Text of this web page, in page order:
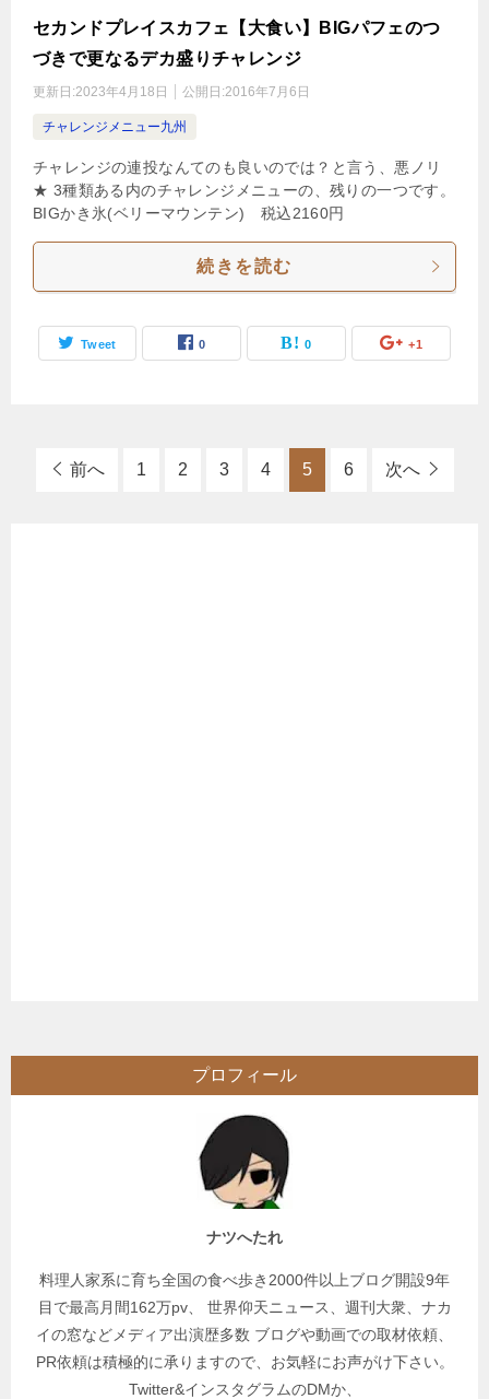
セカンドプレイスカフェ【大食い】BIGパフェのつ
づきで更なるデカ盛りチャレンジ
更新日:2023年4月18日 公開日:2016年7月6日
チャレンジメニュー九州
チャレンジの連投なんてのも良いのでは？と言う、悪ノリ
★ 3種類ある内のチャレンジメニューの、残りの一つです。
BIGかき氷(ベリーマウンテン) 税込2160円
続きを読む
Tweet 0 0 +1
前へ 1 2 3 4 5 6 次へ
プロフィール
ナツへたれ
料理人家系に育ち全国の食べ歩き2000件以上ブログ開設9年
目で最高月間162万pv、 世界仰天ニュース、週刊大衆、ナカ
イの窓などメディア出演歴多数 ブログや動画での取材依頼、
PR依頼は積極的に承りますので、お気軽にお声がけ下さい。
Twitter&インスタグラムのDMか、